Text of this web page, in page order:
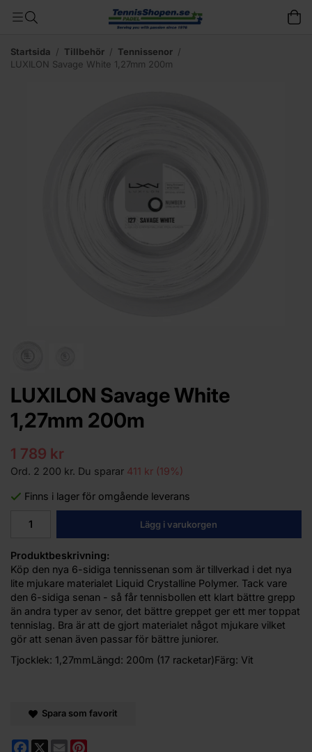
Startsida / Tillbehör / Tennissenor /
LUXILON Savage White 1,27mm 200m
LUXILON Savage White
1,27mm 200m
1 789 kr
Ord. 2 200 kr. Du sparar 411 kr (19%)
Finns i lager för omgående leverans
Lägg i varukorgen
Produktbeskrivning:
Köp den nya 6-sidiga tennissenan som är tillverkad i det nya
lite mjukare materialet Liquid Crystalline Polymer. Tack vare
den 6-sidiga senan - så får tennisbollen ett klart bättre grepp
än andra typer av senor, det bättre greppet ger ett mer toppat
tennislag. Bra är att de gjort materialet något mjukare vilket
gör att senan även passar för bättre juniorer.
Tjocklek: 1,27mmLängd: 200m (17 racketar)Färg: Vit
Spara som favorit
Facebook
X Email